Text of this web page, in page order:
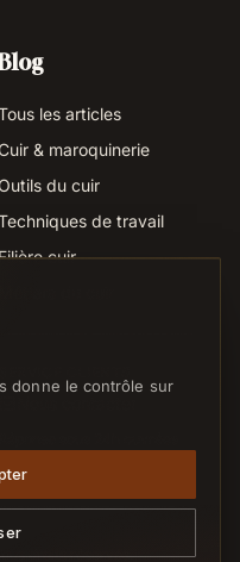
les articles
& maroquinerie
du cuir
de travail
cuir
droits réservés.
donne le contrôle sur